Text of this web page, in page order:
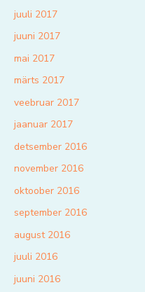
juuli 2017
juuni 2017
mai 2017
märts 2017
veebruar 2017
jaanuar 2017
detsember 2016
november 2016
oktoober 2016
september 2016
august 2016
juuli 2016
juuni 2016